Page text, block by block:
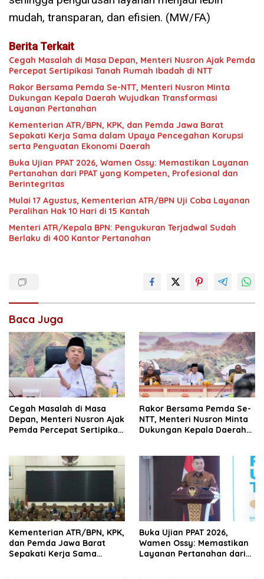
mudah, transparan, dan efisien. (MW/FA)
Berita Terkait
Cegah Masalah di Masa Depan, Menteri Nusron Ajak Pemda
Percepat Sertipikasi Tanah Rumah Ibadah di NTT
Rakor Bersama Pemda Se-NTT, Menteri Nusron Minta
Dukungan Kepala Daerah Wujudkan Transformasi
Layanan Pertanahan
Kementerian ATR/BPN, KPK, dan Pemda Jawa Barat
Sepakati Kerja Sama dalam Upaya Pencegahan Korupsi
serta Penguatan Ekonomi Daerah
Buka Ujian PPAT 2026, Wamen Ossy: Memastikan Layanan
Pertanahan dari PPAT yang Kompeten, Profesional dan
Berintegritas
Mulai 17 Agustus, Kementerian ATR/BPN Uji Coba Layanan
Peralihan Hak 10 Hari di 15 Kantah
Menteri ATR/Kepala BPN: Pengukuran Terjadwal Sudah
Berlaku di 400 Kantor Pertanahan
Baca Juga
Cegah Masalah di Masa
Depan, Menteri Nusron Ajak
Pemda Percepat Sertipikasi
Rakor Bersama Pemda Se-
NTT, Menteri Nusron Minta
Dukungan Kepala Daerah
Kementerian ATR/BPN, KPK,
dan Pemda Jawa Barat
Sepakati Kerja Sama
Buka Ujian PPAT 2026,
Wamen Ossy: Memastikan
Layanan Pertanahan dari